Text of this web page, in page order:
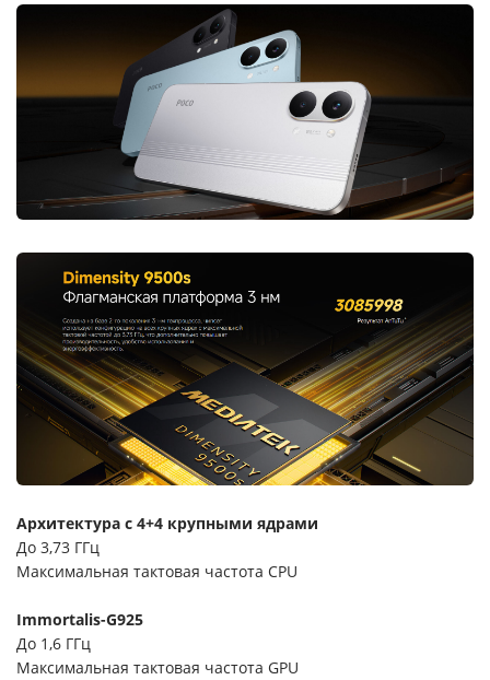
Архитектура с 4+4 крупными ядрами
До 3,73 ГГц
Максимальная тактовая частота CPU
Immortalis-G925
До 1,6 ГГц
Максимальная тактовая частота GPU